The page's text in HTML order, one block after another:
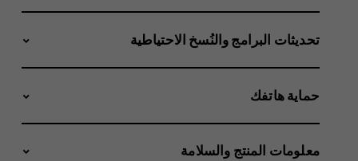
تحديثات البرامج والنُسخ الاحتياطية
حماية هاتفك
معلومات المنتج والسلامة